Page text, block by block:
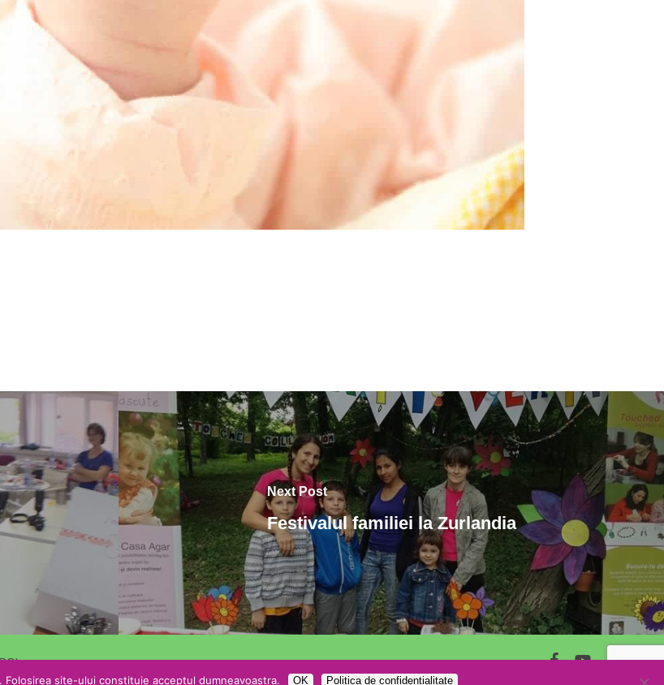
Next Post
Festivalul familiei la Zurlandia
.
facebookyoutube
site-ului constituie acceptul dumneavoastra.
OK Politica de confidentialitate